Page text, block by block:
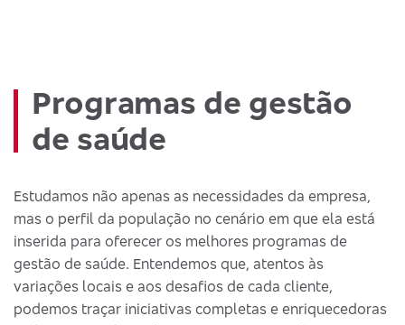
Programas de gestão
de saúde
Estudamos não apenas as necessidades da empresa,
mas o perfil da população no cenário em que ela está
inserida para oferecer os melhores programas de
gestão de saúde. Entendemos que, atentos às
variações locais e aos desafios de cada cliente,
podemos traçar iniciativas completas e enriquecedoras